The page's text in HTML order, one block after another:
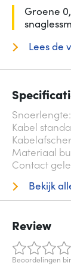
Groene
Lees de
Snoerlengte
Kabel
Materiaal
Contact
Bekijk
Review
Beoordelingen